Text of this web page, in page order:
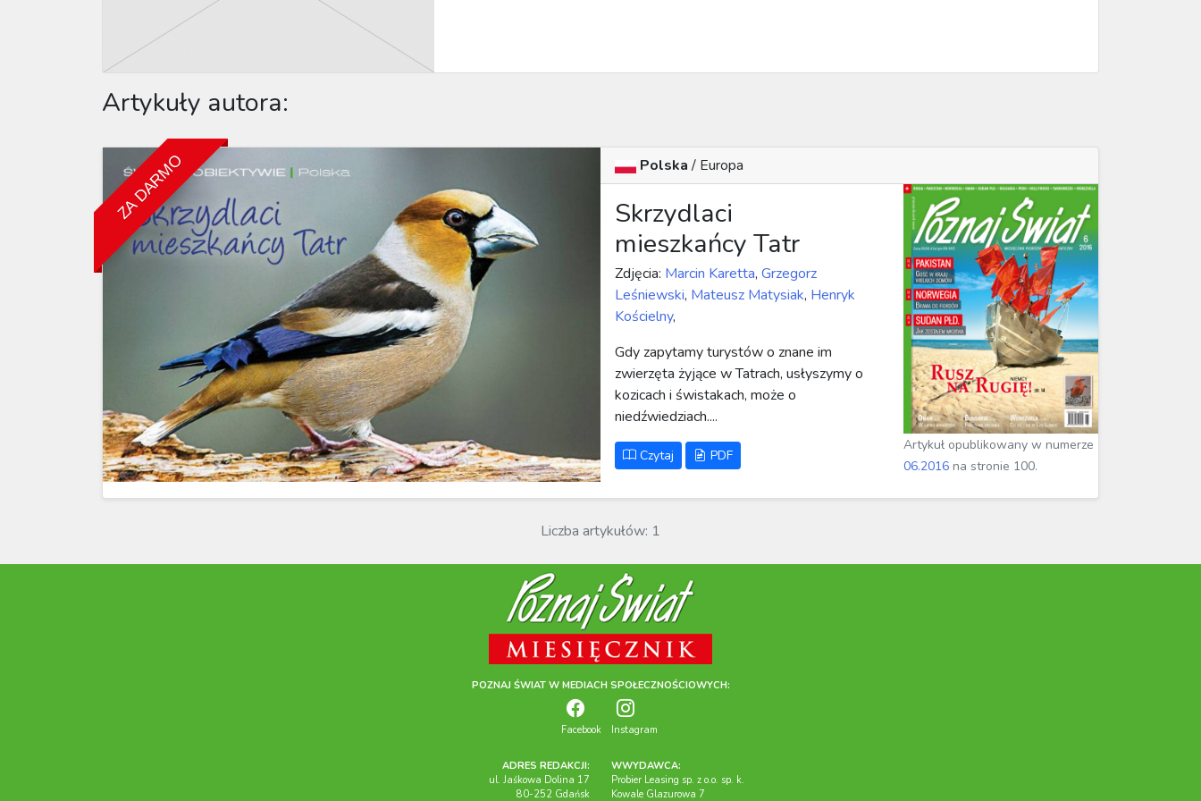
Artykuły autora:
ZA DARMO Polska/ Europa
Skrzydlaci
mieszkańcy Tatr
Zdjęcia: Marcin Karetta, Grzegorz
Leśniewski, Mateusz Matysiak, Henryk
Kościelny,
Gdy zapytamy turystów o znane im
zwierzęta żyjące w Tatrach, usłyszymy o
kozicach i świstakach, może o
niedźwiedziach....
Czytaj PDF
Artykuł opublikowany w numerze
06.2016na stronie 100.
Liczba artykułów: 1
POZNAJ ŚWIAT W MEDIACH SPOŁECZNOŚCIOWYCH:
Facebook Instagram
ADRES REDAKCJI:
ul. Jaśkowa Dolina 17
80-252 Gdańsk
WWYDAWCA:
Probier Leasing sp. z o.o. sp. k.
Kowale Glazurowa 7